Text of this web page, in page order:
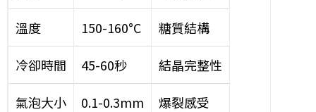
溫度 150-160°C 糖質結構
冷卻時間 45-60秒 結晶完整性
氣泡大小 0.1-0.3mm
爆裂感受